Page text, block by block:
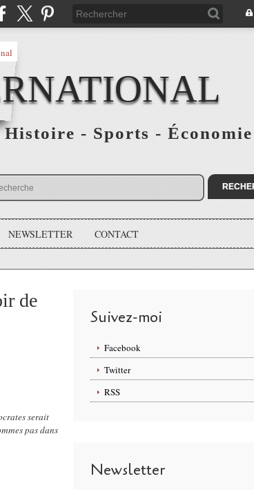
- Sports - Économie
NEWSLETTER CONTACT
de
serait
pas dans
Suivez-moi
Facebook
Twitter
RSS
Newsletter